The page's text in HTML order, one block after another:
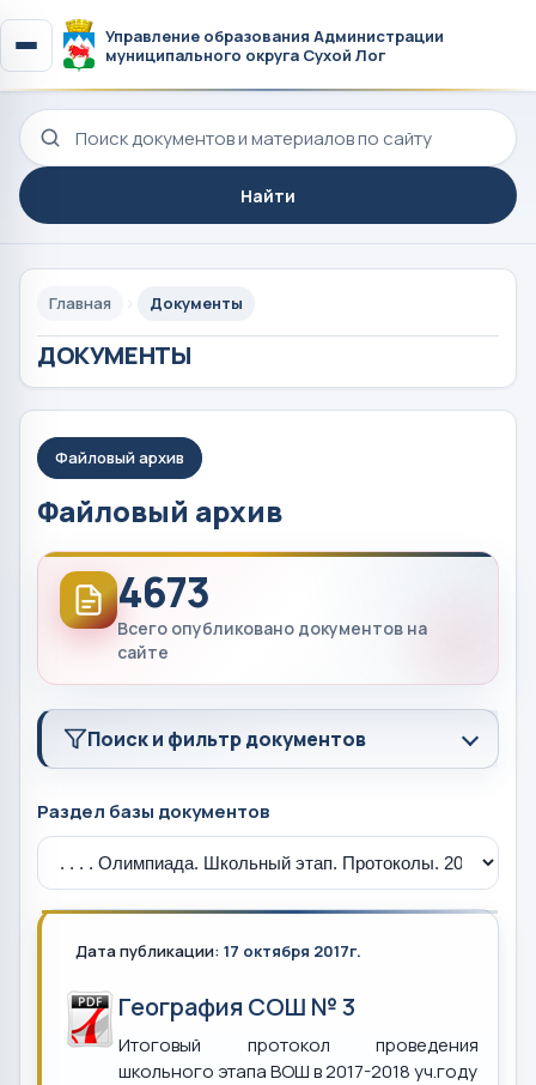
Управление образования Администрации
муниципального округа Сухой Лог
Поиск по сайту
Найти
Главная Документы
ДОКУМЕНТЫ
Файловый архив
Файловый архив
4673
Всего опубликовано документов на
сайте
Поиск и фильтр документов
Раздел базы документов
Дата публикации: 17 октября 2017г.
География СОШ № 3
Итоговый протокол проведения
школьного этапа ВОШ в 2017-2018 уч.году